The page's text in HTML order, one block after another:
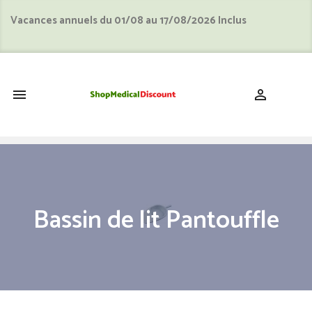
Vacances annuels du 01/08 au 17/08/2026 Inclus
 
Bassin de lit Pantouffle